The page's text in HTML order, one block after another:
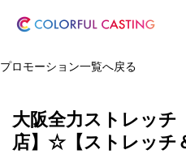
プロモーション一覧へ戻る
大阪全力ストレッチ
店】☆【ストレッチ